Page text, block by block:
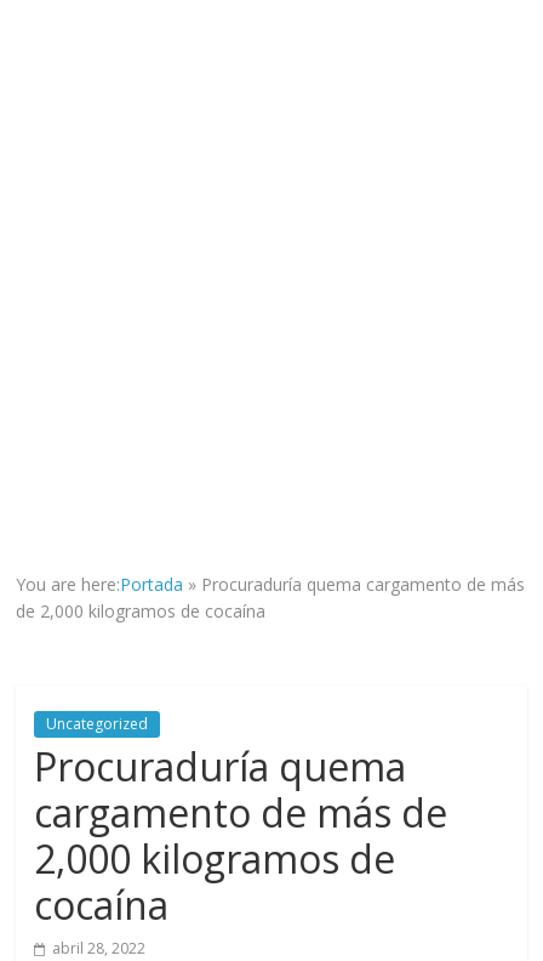
a
tod@s
You are here:Portada » Procuraduría quema cargamento de más
de 2,000 kilogramos de cocaína
Uncategorized
Procuraduría quema
cargamento de más de
2,000 kilogramos de
cocaína
abril 28, 2022